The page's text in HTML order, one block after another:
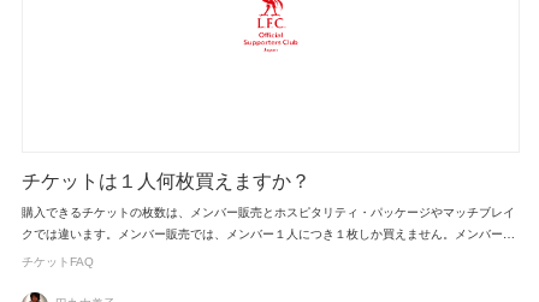
チケットは１人何枚買えますか？
購入できるチケットの枚数は、メンバー販売とホスピタリティ・パッケージやマッチブレイ
クでは違います。メンバー販売では、メンバー１人につき１枚しか買えません。メンバー…
チケットFAQ